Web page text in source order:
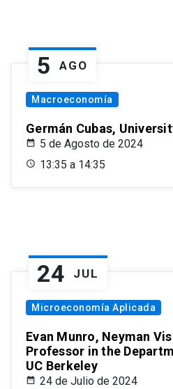
5 AGO
Macroeconomía
Germán Cubas,
5 de Agosto de 2024
13:35 a 14:35
24 JUL
Microeconomía Aplicada
Evan Munro, Neyman
Professor in the
UC Berkeley
24 de Julio de 2024